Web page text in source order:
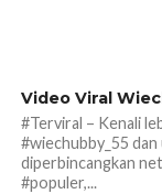
Video Viral
#Terviral – Kenali
#wiechubby_55 dan
diperbincangkan
#populer,...